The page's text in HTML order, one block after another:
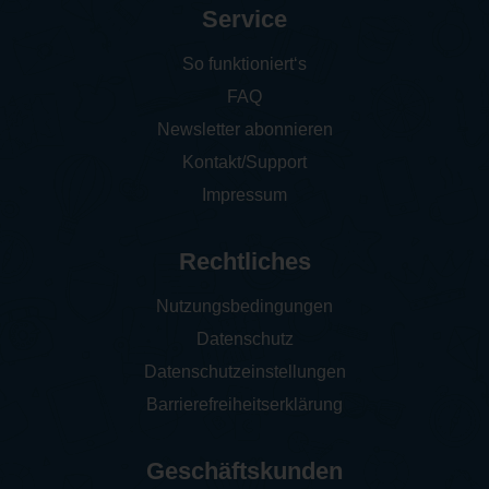
Service
So funktioniert‘s
FAQ
Newsletter abonnieren
Kontakt/Support
Impressum
Rechtliches
Nutzungsbedingungen
Datenschutz
Datenschutzeinstellungen
Barrierefreiheitserklärung
Geschäftskunden